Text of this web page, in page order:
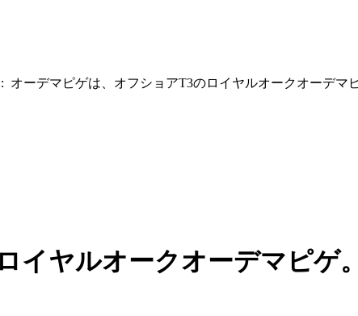
オーデマピゲは、オフショアT3のロイヤルオークオーデマピ
イヤルオークオーデマピゲ。